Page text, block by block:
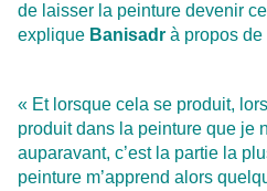
de laisser la peinture devenir
explique Banisadr à propos de
« Et lorsque cela se produit,
produit dans la peinture que je
auparavant, c’est la partie la
peinture m’apprend alors